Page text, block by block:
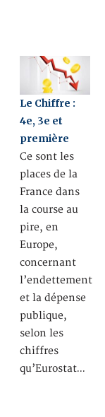
Le Chiffre :
4e, 3e et
première
Ce sont les
places de la
France dans
la course au
pire, en
Europe,
concernant
l’endettement
et la dépense
publique,
selon les
chiffres
qu’Eurostat…